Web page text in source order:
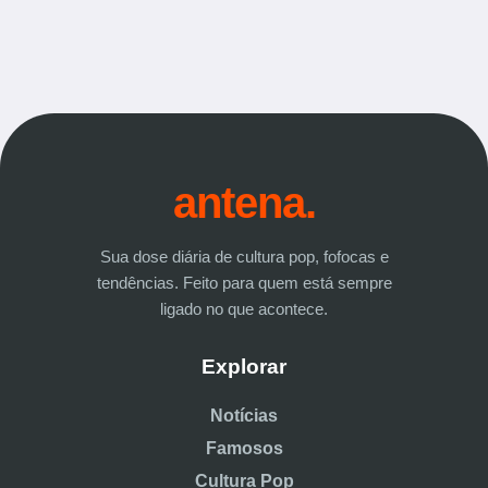
antena.
Sua dose diária de cultura pop, fofocas e
tendências. Feito para quem está sempre
ligado no que acontece.
Explorar
Notícias
Famosos
Cultura Pop